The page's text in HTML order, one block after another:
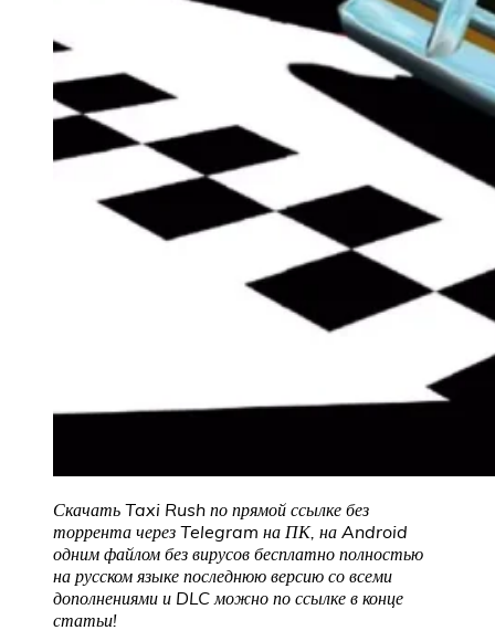
Скачать Taxi Rush по прямой ссылке без
торрента через Telegram на ПК, на Android
одним файлом без вирусов бесплатно полностью
на русском языке последнюю версию со всеми
дополнениями и DLC можно по ссылке в конце
статьи!